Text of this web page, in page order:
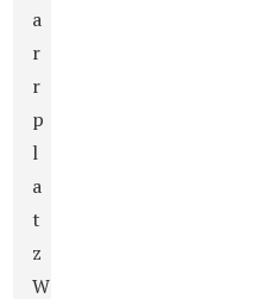
a
r
r
p
l
a
t
z
W